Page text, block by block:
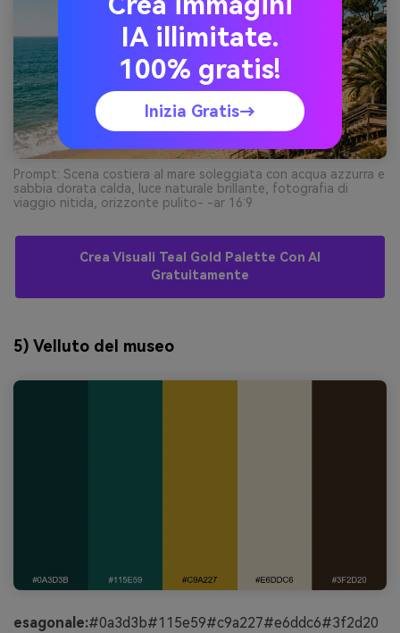
Prompt: Scena costiera al mare soleggiata con acqua azzurra e
sabbia dorata calda, luce naturale brillante, fotografia di
viaggio nitida, orizzonte pulito- -ar 16:9
Crea Visuali Teal Gold Palette Con AI
Gratuitamente
5) Velluto del museo
esagonale:#0a3d3b#115e59#c9a227#e6ddc6#3f2d20
IA illimitate.
100% gratis!
Inizia Gratis→